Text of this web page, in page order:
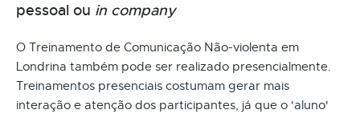
pessoal ou in company
O Treinamento de Comunicação Não-violenta em
Londrina também pode ser realizado presencialmente.
Treinamentos presenciais costumam gerar mais
interação e atenção dos participantes, já que o 'aluno'